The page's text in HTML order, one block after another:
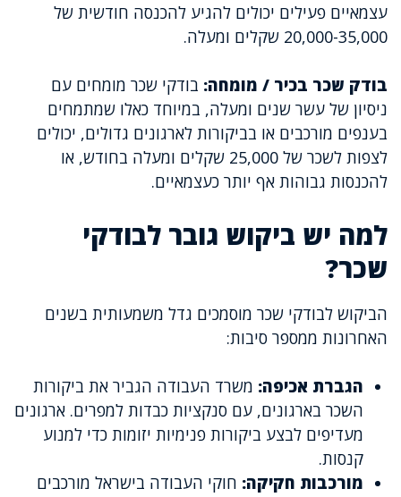
עצמאיים פעילים יכולים להגיע להכנסה חודשית של
20,000-35,000 שקלים ומעלה.
בודק שכר בכיר / מומחה: בודקי שכר מומחים עם
ניסיון של עשר שנים ומעלה, במיוחד כאלו שמתמחים
בענפים מורכבים או בביקורות לארגונים גדולים, יכולים
לצפות לשכר של 25,000 שקלים ומעלה בחודש, או
להכנסות גבוהות אף יותר כעצמאיים.
למה יש ביקוש גובר לבודקי
שכר?
הביקוש לבודקי שכר מוסמכים גדל משמעותית בשנים
האחרונות ממספר סיבות:
הגברת אכיפה: משרד העבודה הגביר את ביקורות
השכר בארגונים, עם סנקציות כבדות למפרים. ארגונים
מעדיפים לבצע ביקורות פנימיות יזומות כדי למנוע
קנסות.
מורכבות חקיקה: חוקי העבודה בישראל מורכבים